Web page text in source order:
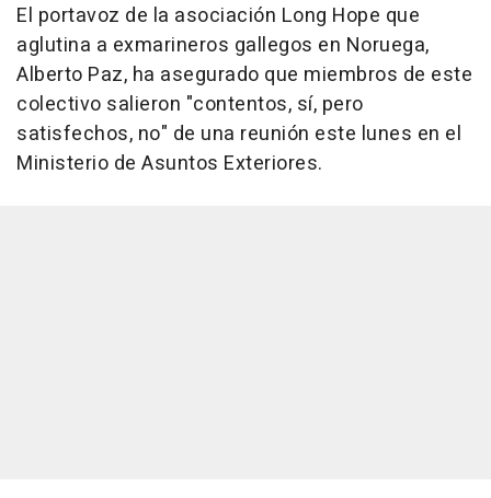
El portavoz de la asociación Long Hope que
aglutina a exmarineros gallegos en Noruega,
Alberto Paz, ha asegurado que miembros de este
colectivo salieron "contentos, sí, pero
satisfechos, no" de una reunión este lunes en el
Ministerio de Asuntos Exteriores.